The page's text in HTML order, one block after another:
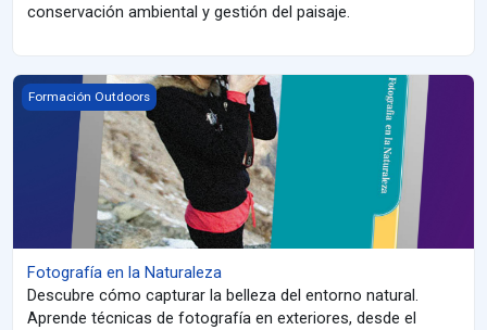
conservación ambiental y gestión del paisaje.
Fotografía en la Naturaleza
Formación Outdoors
Fotografía en la Naturaleza
Descubre cómo capturar la belleza del entorno natural.
Aprende técnicas de fotografía en exteriores, desde el